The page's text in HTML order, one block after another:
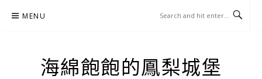
MENU
海綿飽飽的鳳梨城堡